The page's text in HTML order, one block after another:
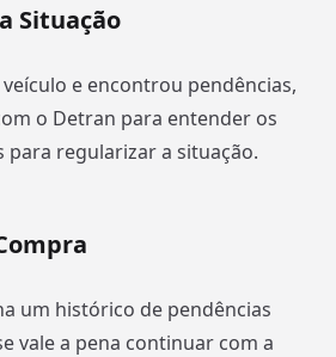
Situação
e encontrou pendências,
o Detran para entender os
para regularizar a situação.
um histórico de pendências
vale a pena continuar com a